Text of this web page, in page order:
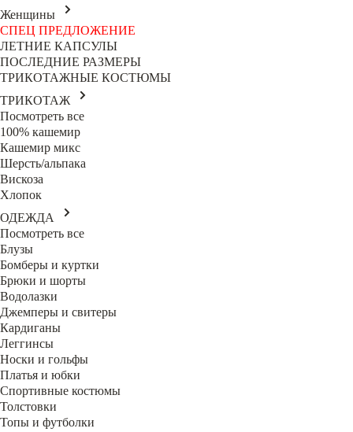
Женщины
СПЕЦ ПРЕДЛОЖЕНИЕ
ЛЕТНИЕ КАПСУЛЫ
ПОСЛЕДНИЕ РАЗМЕРЫ
ТРИКОТАЖНЫЕ КОСТЮМЫ
ТРИКОТАЖ
Посмотреть все
100% кашемир
Кашемир микс
Шерсть/альпака
Вискоза
Хлопок
ОДЕЖДА
Посмотреть все
Блузы
Бомберы и куртки
Брюки и шорты
Водолазки
Джемперы и свитеры
Кардиганы
Леггинсы
Носки и гольфы
Платья и юбки
Спортивные костюмы
Толстовки
Топы и футболки